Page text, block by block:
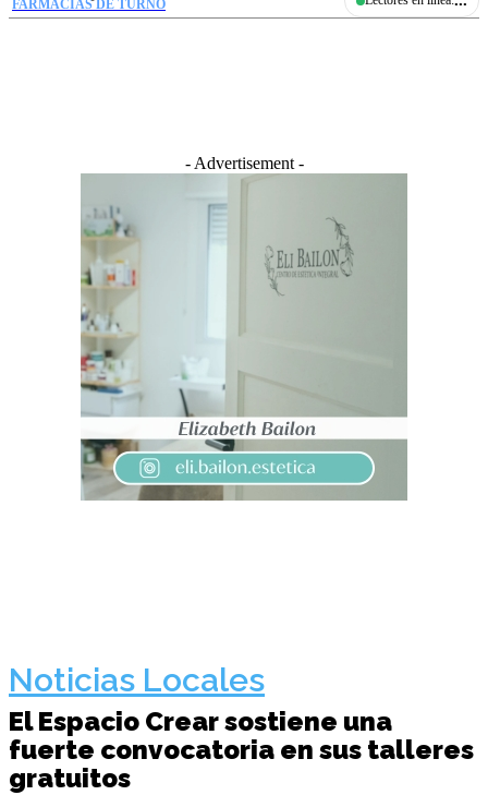
FARMACIAS DE TURNO
- Advertisement -
Noticias Locales
El Espacio Crear sostiene una
fuerte convocatoria en sus talleres
gratuitos